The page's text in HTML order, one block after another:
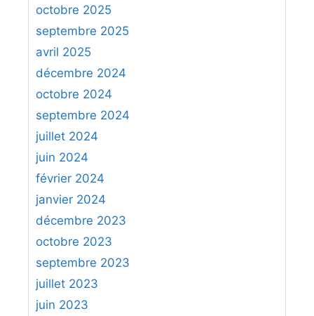
e
r
:
octobre 2025
septembre 2025
avril 2025
décembre 2024
octobre 2024
septembre 2024
juillet 2024
juin 2024
février 2024
janvier 2024
décembre 2023
octobre 2023
septembre 2023
juillet 2023
juin 2023